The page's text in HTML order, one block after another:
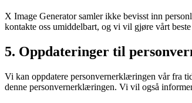
X Image Generator samler ikke bevisst inn
kontakte oss umiddelbart, og vi vil gjøre vårt
5. Oppdateringer til
Vi kan oppdatere personvernerklæringen vår fra
denne personvernerklæringen. Vi vil også